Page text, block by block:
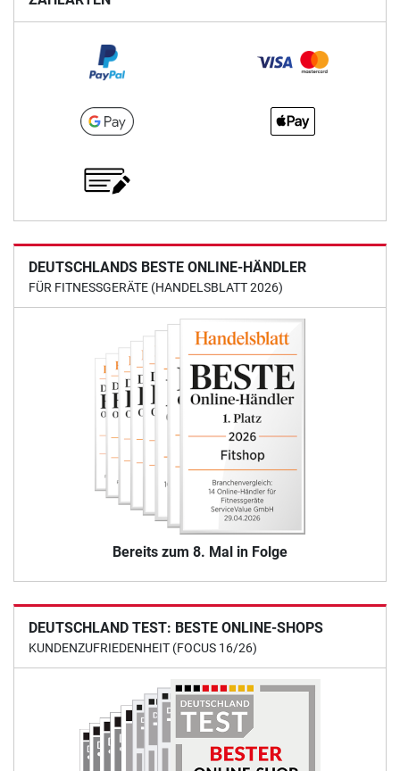
DEUTSCHLANDS BESTE ONLINE-HÄNDLER
FÜR FITNESSGERÄTE (HANDELSBLATT 2026)
Bereits zum 8. Mal in Folge
DEUTSCHLAND TEST: BESTE ONLINE-SHOPS
KUNDENZUFRIEDENHEIT (FOCUS 16/26)